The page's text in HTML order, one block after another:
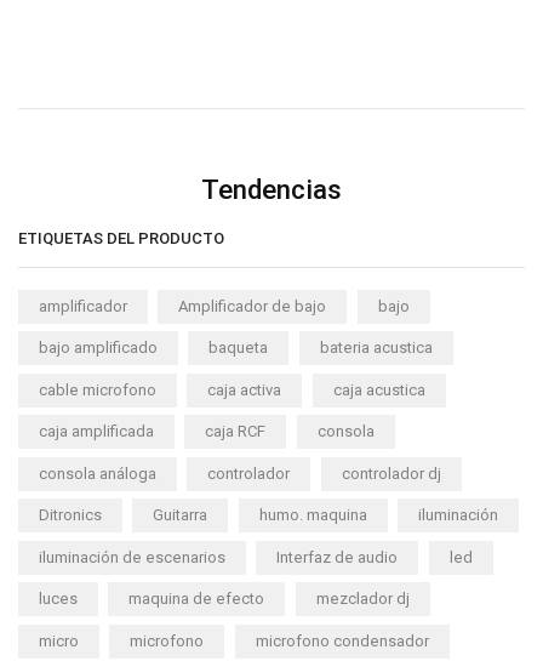
Tendencias
ETIQUETAS DEL PRODUCTO
amplificador Amplificador de bajo bajo
bajo amplificado baqueta bateria acustica
cable microfono caja activa caja acustica
caja amplificada caja RCF consola
consola análoga controlador controlador dj
Ditronics Guitarra humo. maquina iluminación
iluminación de escenarios Interfaz de audio led
luces maquina de efecto mezclador dj
micro microfono microfono condensador